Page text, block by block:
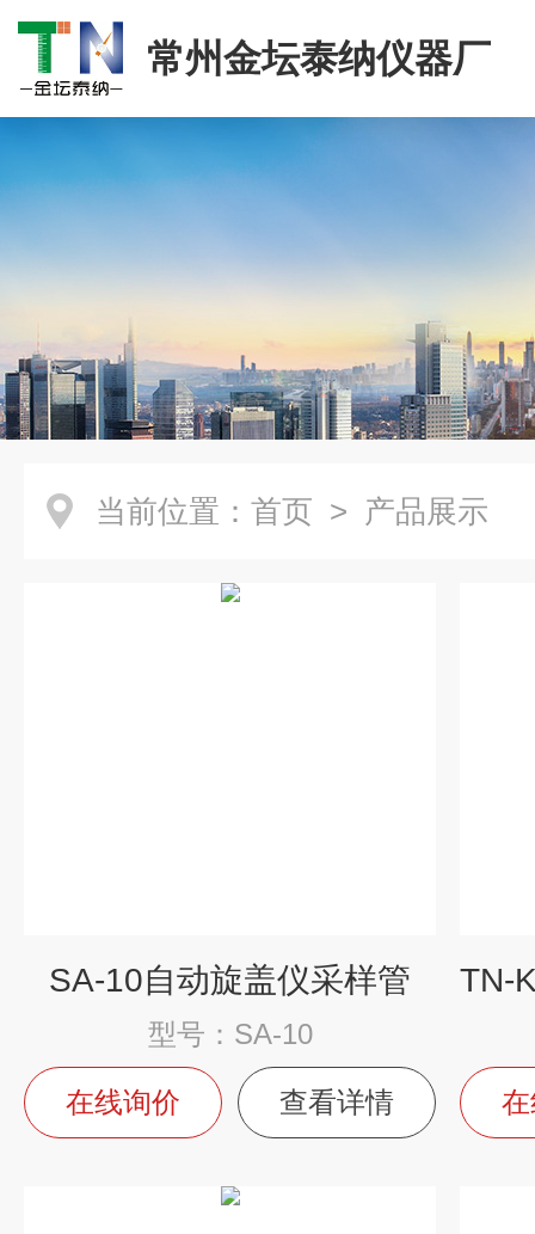
常州金坛泰纳仪器厂
当前位置： 首页 > 产品展示
SA-10自动旋盖仪采样管
型号：SA-10
在线询价 查看详情